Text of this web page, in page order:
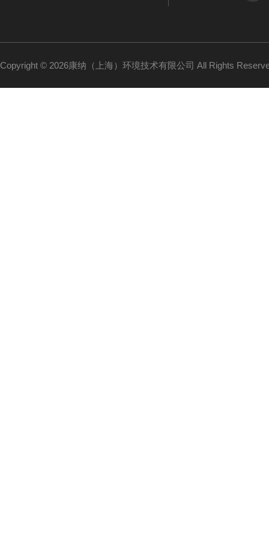
Copyright © 2026康纳（上海）环境技术有限公司 All Rights